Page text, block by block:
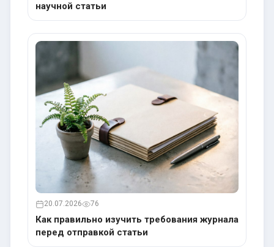
научной статьи
20.07.2026 76
Как правильно изучить требования журнала
перед отправкой статьи